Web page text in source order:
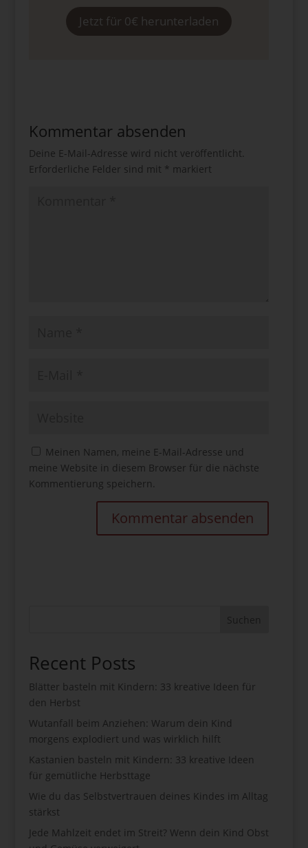
Jetzt für 0€ herunterladen
Kommentar absenden
Deine E-Mail-Adresse wird nicht veröffentlicht.
Erforderliche Felder sind mit * markiert
Meinen Namen, meine E-Mail-Adresse und
meine Website in diesem Browser für die nächste
Kommentierung speichern.
Suchen
Recent Posts
Blätter basteln mit Kindern: 33 kreative Ideen für
den Herbst
Wutanfall beim Anziehen: Warum dein Kind
morgens explodiert und was wirklich hilft
Kastanien basteln mit Kindern: 33 kreative Ideen
für gemütliche Herbsttage
Wie du das Selbstvertrauen deines Kindes im Alltag
stärkst
Jede Mahlzeit endet im Streit? Wenn dein Kind Obst